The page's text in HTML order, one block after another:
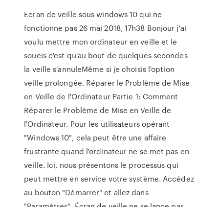
Ecran de veille sous windows 10 qui ne
fonctionne pas 26 mai 2018, 17h38 Bonjour j'ai
voulu mettre mon ordinateur en veille et le
soucis c'est qu'au bout de quelques secondes
la veille s'annuleMême si je choisis l'option
veille prolongée. Réparer le Problème de Mise
en Veille de l'Ordinateur Partie 1: Comment
Réparer le Problème de Mise en Veille de
l'Ordinateur. Pour les utilisateurs opérant
"Windows 10", cela peut être une affaire
frustrante quand l'ordinateur ne se met pas en
veille. Ici, nous présentons le processus qui
peut mettre en service votre système. Accédez
au bouton "Démarrer" et allez dans